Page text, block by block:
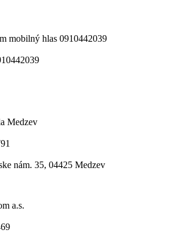
mobilný hlas 0910442039
Medzev
nám. 35, 04425 Medzev
a.s.